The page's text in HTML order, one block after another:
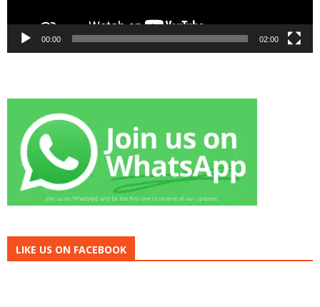
00:00 02:00
LIKE US ON FACEBOOK